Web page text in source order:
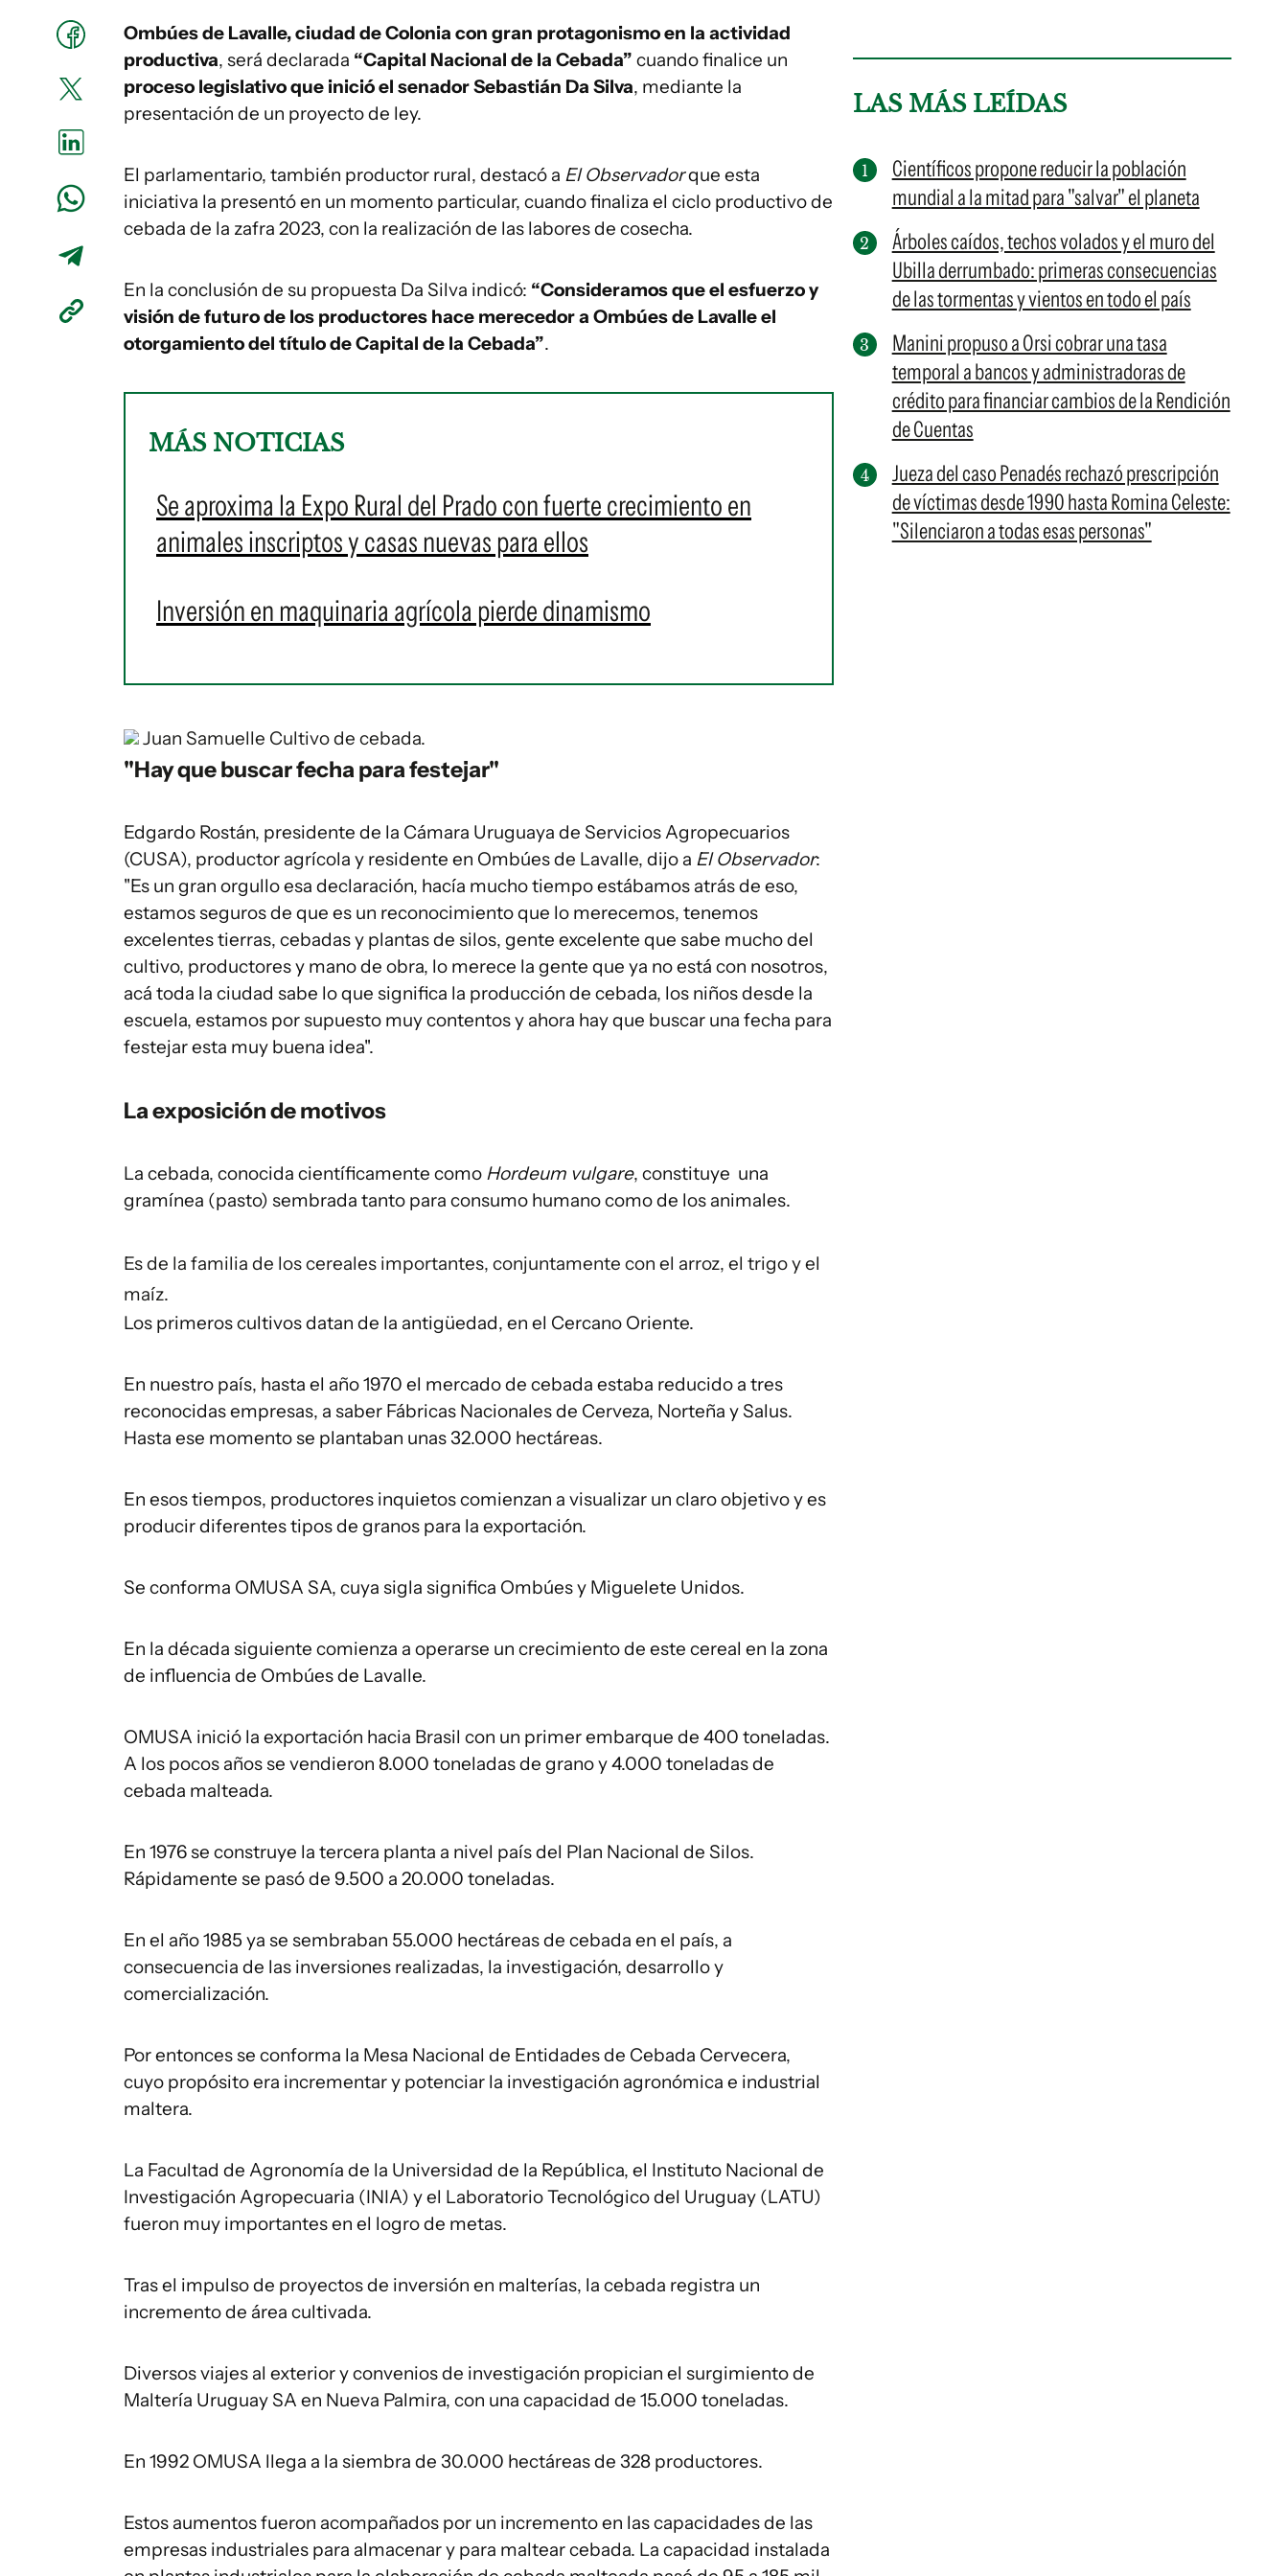
Ombúes de Lavalle, ciudad de Colonia con gran protagonismo en la actividad
productiva, será declarada “Capital Nacional de la Cebada” cuando finalice un
proceso legislativo que inició el senador Sebastián Da Silva, mediante la
presentación de un proyecto de ley.
El parlamentario, también productor rural, destacó a El Observadorque esta
iniciativa la presentó en un momento particular, cuando finaliza el ciclo productivo de
cebada de la zafra 2023, con la realización de las labores de cosecha.
En la conclusión de su propuesta Da Silva indicó: “Consideramos que el esfuerzo y
visión de futuro de los productores hace merecedor a Ombúes de Lavalle el
otorgamiento del título de Capital de la Cebada”.
MÁS NOTICIAS
Se aproxima la Expo Rural del Prado con fuerte crecimiento en
animales inscriptos y casas nuevas para ellos
Inversión en maquinaria agrícola pierde dinamismo
Juan Samuelle Cultivo de cebada.
"Hay que buscar fecha para festejar"
Edgardo Rostán, presidente de la Cámara Uruguaya de Servicios Agropecuarios
(CUSA), productor agrícola y residente en Ombúes de Lavalle, dijo a El Observador:
"Es un gran orgullo esa declaración, hacía mucho tiempo estábamos atrás de eso,
estamos seguros de que es un reconocimiento que lo merecemos, tenemos
excelentes tierras, cebadas y plantas de silos, gente excelente que sabe mucho del
cultivo, productores y mano de obra, lo merece la gente que ya no está con nosotros,
acá toda la ciudad sabe lo que significa la producción de cebada, los niños desde la
escuela, estamos por supuesto muy contentos y ahora hay que buscar una fecha para
festejar esta muy buena idea".
La exposición de motivos
La cebada, conocida científicamente como Hordeum vulgare, constituye una
gramínea (pasto) sembrada tanto para consumo humano como de los animales.
Es de la familia de los cereales importantes, conjuntamente con el arroz, el trigo y el
maíz.
Los primeros cultivos datan de la antigüedad, en el Cercano Oriente.
En nuestro país, hasta el año 1970 el mercado de cebada estaba reducido a tres
reconocidas empresas, a saber Fábricas Nacionales de Cerveza, Norteña y Salus.
Hasta ese momento se plantaban unas 32.000 hectáreas.
En esos tiempos, productores inquietos comienzan a visualizar un claro objetivo y es
producir diferentes tipos de granos para la exportación.
Se conforma OMUSA SA, cuya sigla significa Ombúes y Miguelete Unidos.
En la década siguiente comienza a operarse un crecimiento de este cereal en la zona
de influencia de Ombúes de Lavalle.
OMUSA inició la exportación hacia Brasil con un primer embarque de 400 toneladas.
A los pocos años se vendieron 8.000 toneladas de grano y 4.000 toneladas de
cebada malteada.
En 1976 se construye la tercera planta a nivel país del Plan Nacional de Silos.
Rápidamente se pasó de 9.500 a 20.000 toneladas.
En el año 1985 ya se sembraban 55.000 hectáreas de cebada en el país, a
consecuencia de las inversiones realizadas, la investigación, desarrollo y
comercialización.
Por entonces se conforma la Mesa Nacional de Entidades de Cebada Cervecera,
cuyo propósito era incrementar y potenciar la investigación agronómica e industrial
maltera.
La Facultad de Agronomía de la Universidad de la República, el Instituto Nacional de
Investigación Agropecuaria (INIA) y el Laboratorio Tecnológico del Uruguay (LATU)
fueron muy importantes en el logro de metas.
Tras el impulso de proyectos de inversión en malterías, la cebada registra un
incremento de área cultivada.
Diversos viajes al exterior y convenios de investigación propician el surgimiento de
Maltería Uruguay SA en Nueva Palmira, con una capacidad de 15.000 toneladas.
En 1992 OMUSA llega a la siembra de 30.000 hectáreas de 328 productores.
Estos aumentos fueron acompañados por un incremento en las capacidades de las
empresas industriales para almacenar y para maltear cebada. La capacidad instalada
LAS MÁS LEÍDAS
Científicos propone reducir la población
mundial a la mitad para "salvar" el planeta
Árboles caídos, techos volados y el muro del
Ubilla derrumbado: primeras consecuencias
de las tormentas y vientos en todo el país
Manini propuso a Orsi cobrar una tasa
temporal a bancos y administradoras de
crédito para financiar cambios de la Rendición
de Cuentas
Jueza del caso Penadés rechazó prescripción
de víctimas desde 1990 hasta Romina Celeste:
"Silenciaron a todas esas personas"